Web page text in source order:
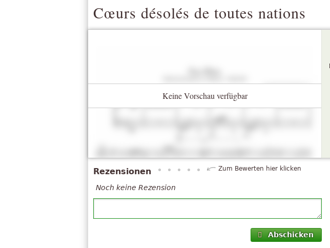
Cœurs désolés de toutes nations
Keine Vorschau verfügbar
Rezensionen Zum Bewerten hier klicken
Noch keine Rezension
Abschicken